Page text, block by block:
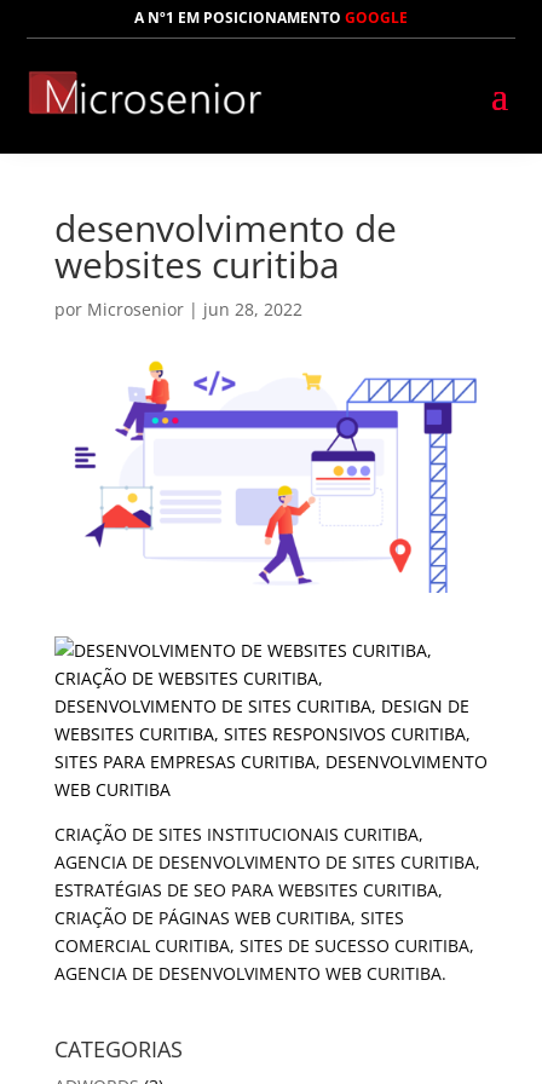
A Nº1 EM POSICIONAMENTO GOOGLE
desenvolvimento de
websites curitiba
por Microsenior| jun 28, 2022
CRIAÇÃO DE SITES INSTITUCIONAIS CURITIBA,
AGENCIA DE DESENVOLVIMENTO DE SITES CURITIBA,
ESTRATÉGIAS DE SEO PARA WEBSITES CURITIBA,
CRIAÇÃO DE PÁGINAS WEB CURITIBA, SITES
COMERCIAL CURITIBA, SITES DE SUCESSO CURITIBA,
AGENCIA DE DESENVOLVIMENTO WEB CURITIBA.
CATEGORIAS